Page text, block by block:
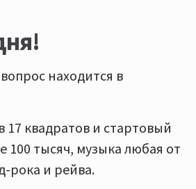
находится в
17 квадратов и стартовый
100 тысяч, музыка любая от
рока и рейва.